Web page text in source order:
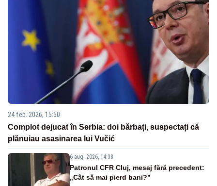
24 feb. 2026, 15:50
Complot dejucat în Serbia: doi bărbați, suspectați că
plănuiau asasinarea lui Vučić
6 aug. 2026, 14:38
Patronul CFR Cluj, mesaj fără precedent:
„Cât să mai pierd bani?”